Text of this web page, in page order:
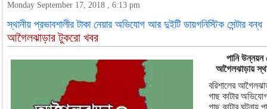
Monday September 17, 2018 , 6:13 pm
স্থানীয় প্রভাবশালীর টাকা নেয়ার অভিযোগ আর দুইটি ডায়গনিস্টিক সেন্টার বন্ধ
আগৈলঝাড়ার টুকরো খবর
পানি উন্নয়ন
আগৈলঝাড়ায়
বরিশালের
গাছ কাটার
গাছ কাটার ঘটনায়